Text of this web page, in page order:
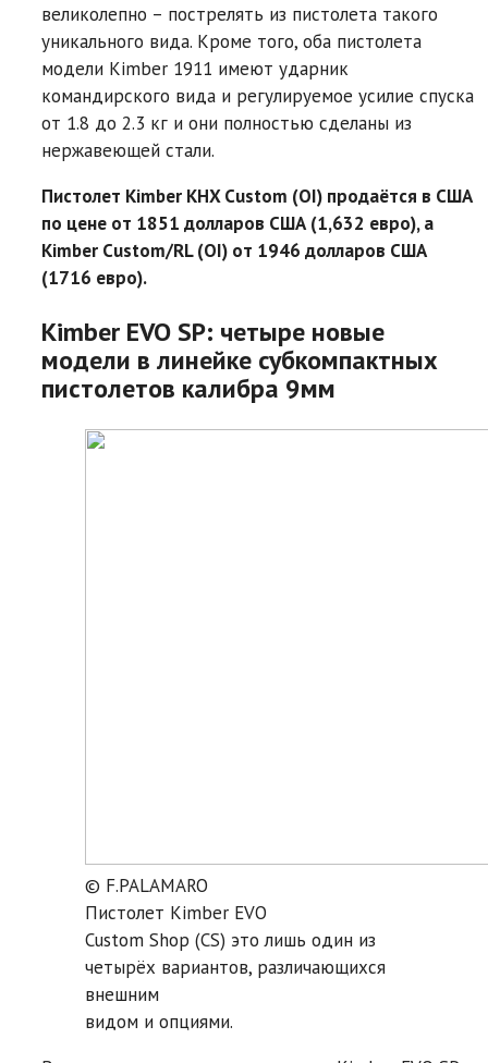
великолепно – пострелять из пистолета такого
уникального вида. Кроме того, оба пистолета
модели Kimber 1911 имеют ударник
командирского вида и регулируемое усилие спуска
от 1.8 до 2.3 кг и они полностью сделаны из
нержавеющей стали.
Пистолет Kimber KHX Custom (OI) продаётся в США
по цене от 1851 долларов США (1,632 евро), а
Kimber Custom/RL (OI) от 1946 долларов США
(1716 евро).
Kimber EVO SP: четыре новые
модели в линейке субкомпактных
пистолетов калибра 9мм
© F.PALAMARO
Пистолет Kimber EVO
Custom Shop (CS) это лишь один из
четырёх вариантов, различающихся
внешним
видом и опциями.